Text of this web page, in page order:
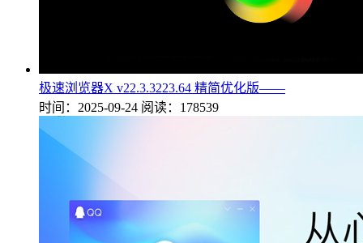
极速浏览器X v22.3.3223.64 精简优化版——
时间：2025-09-24 阅读：178539